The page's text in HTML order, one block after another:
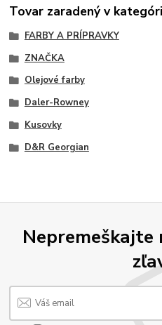
Tovar zaradený v
FARBY A PRÍPRAVKY
ZNAČKA
Olejové farby
Daler-Rowney
Kusovky
D&R Georgian
Nepremeškajte